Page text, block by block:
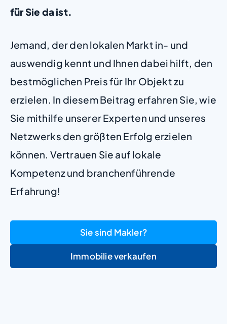
für Sie da ist.
Jemand, der den lokalen Markt in- und
auswendig kennt und Ihnen dabei hilft, den
bestmöglichen Preis für Ihr Objekt zu
erzielen. In diesem Beitrag erfahren Sie, wie
Sie mithilfe unserer Experten und unseres
Netzwerks den größten Erfolg erzielen
können. Vertrauen Sie auf lokale
Kompetenz und branchenführende
Erfahrung!
Sie sind Makler?
Immobilie verkaufen